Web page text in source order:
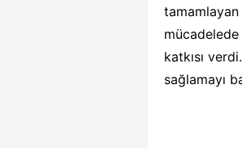
tamamlayan
katkısı
sağlamayı